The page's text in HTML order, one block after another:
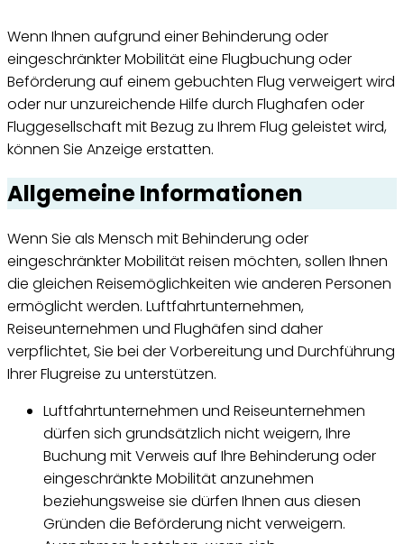
Wenn Ihnen aufgrund einer Behinderung oder
eingeschränkter Mobilität eine Flugbuchung oder
Beförderung auf einem gebuchten Flug verweigert wird
oder nur unzureichende Hilfe durch Flughafen oder
Fluggesellschaft mit Bezug zu Ihrem Flug geleistet wird,
können Sie Anzeige erstatten.
Allgemeine Informationen
Wenn Sie als Mensch mit Behinderung oder
eingeschränkter Mobilität reisen möchten, sollen Ihnen
die gleichen Reisemöglichkeiten wie anderen Personen
ermöglicht werden. Luftfahrtunternehmen,
Reiseunternehmen und Flughäfen sind daher
verpflichtet, Sie bei der Vorbereitung und Durchführung
Ihrer Flugreise zu unterstützen.
Luftfahrtunternehmen und Reiseunternehmen
dürfen sich grundsätzlich nicht weigern, Ihre
Buchung mit Verweis auf Ihre Behinderung oder
eingeschränkte Mobilität anzunehmen
beziehungsweise sie dürfen Ihnen aus diesen
Gründen die Beförderung nicht verweigern.